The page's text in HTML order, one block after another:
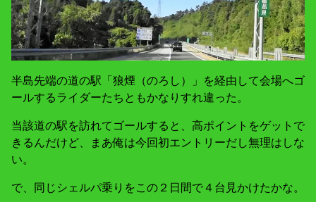
半島先端の道の駅「狼煙（のろし）」を経由して会場へゴ
ールするライダーたちともかなりすれ違った。
当該道の駅を訪れてゴールすると、高ポイントをゲットで
きるんだけど、まあ俺は今回初エントリーだし無理はしな
い。
で、同じシェルパ乗りをこの２日間で４台見かけたかな。